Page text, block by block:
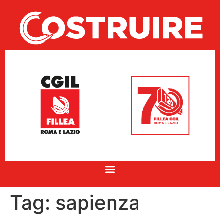
Tag: sapienza